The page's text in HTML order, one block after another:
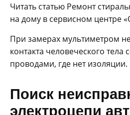
Читать статью Ремонт
на дому в сервисном центре
При замерах мультиметром
контакта человеческого
проводами, где нет изоляции.
Поиск
электроцепи